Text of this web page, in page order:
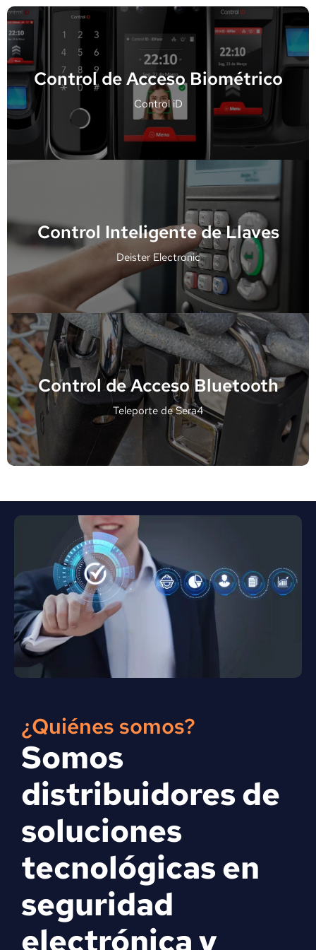
Control de Acceso Biométrico
Control iD
Control Inteligente de Llaves​
Deister Electronic
Control de Acceso Bluetooth
Teleporte de Sera4
¿Quiénes somos?
Somos
distribuidores de
soluciones
tecnológicas en
seguridad
electrónica y